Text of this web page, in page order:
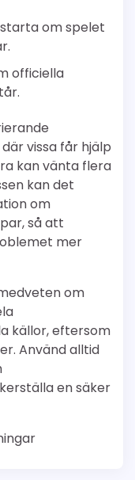
om spelet
officiella
vissa får hjälp
kan vänta flera
kan det
om
så att
mer
om
källor, eftersom
Använd alltid
en säker